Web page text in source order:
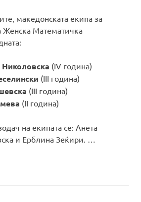
македонската екипа за
Женска Математичка
Николовска (IV година)
(III година)
(III година)
(II година)
на екипата се: Анета
и Ерблина Зеќири. …